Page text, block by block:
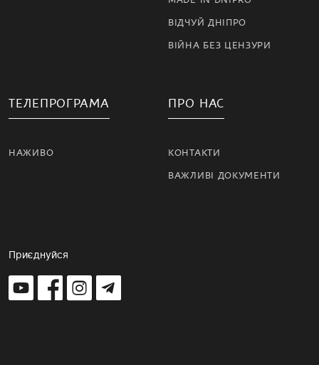
ВІДЧУЙ ДНІПРО
ВІЙНА БЕЗ ЦЕНЗУРИ
ТЕЛЕПРОГРАМА
НАЖИВО
ПРО НАС
КОНТАКТИ
ВАЖЛИВІ ДОКУМЕНТИ
Приєднуйся